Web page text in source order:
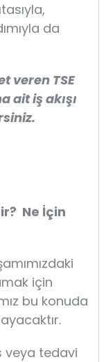
da
veren TSE
ait iş akışı
Ne İçin
için
bu konuda
veya tedavi